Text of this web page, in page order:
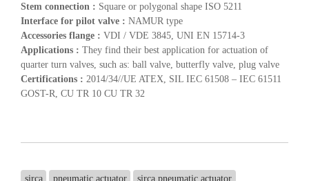
Stem connection : Square or polygonal shape ISO 5211
Interface for pilot valve : NAMUR type
Accessories flange : VDI / VDE 3845, UNI EN 15714-3
Applications : They find their best application for actuation of
quarter turn valves, such as: ball valve, butterfly valve, plug valve
Certifications : 2014/34//UE ATEX, SIL IEC 61508 – IEC 61511
GOST-R, CU TR 10 CU TR 32
sirca pneumatic actuator sirca pneumatic actuator